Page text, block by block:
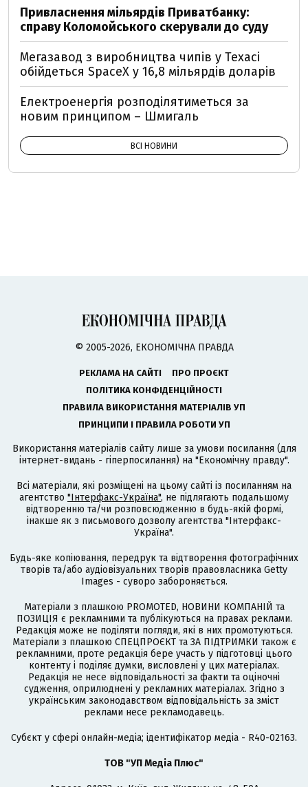
Привласнення мільярдів Приватбанку:
справу Коломойського скерували до суду
Мегазавод з виробництва чипів у Техасі
обійдеться SpaceX у 16,8 мільярдів доларів
Електроенергія розподілятиметься за
новим принципом – Шмигаль
ВСІ НОВИНИ
© 2005-2026, ЕКОНОМІЧНА ПРАВДА
РЕКЛАМА НА САЙТІ
ПРО ПРОЄКТ
ПОЛІТИКА КОНФІДЕНЦІЙНОСТІ
ПРАВИЛА ВИКОРИСТАННЯ МАТЕРІАЛІВ УП
ПРИНЦИПИ І ПРАВИЛА РОБОТИ УП
Використання матеріалів сайту лише за умови посилання (для
інтернет-видань - гіперпосилання) на "Економічну правду".
Всі матеріали, які розміщені на цьому сайті із посиланням на
агентство "Інтерфакс-Україна", не підлягають подальшому
відтворенню та/чи розповсюдженню в будь-якій формі,
інакше як з письмового дозволу агентства "Інтерфакс-
Україна".
Будь-яке копіювання, передрук та відтворення фотографічних
творів та/або аудіовізуальних творів правовласника Getty
Images - суворо забороняється.
Матеріали з плашкою PROMOTED, НОВИНИ КОМПАНІЙ та
ПОЗИЦІЯ є рекламними та публікуються на правах реклами.
Редакція може не поділяти погляди, які в них промотуються.
Матеріали з плашкою СПЕЦПРОЄКТ та ЗА ПІДТРИМКИ також є
рекламними, проте редакція бере участь у підготовці цього
контенту і поділяє думки, висловлені у цих матеріалах.
Редакція не несе відповідальності за факти та оціночні
судження, оприлюднені у рекламних матеріалах. Згідно з
українським законодавством відповідальність за зміст
реклами несе рекламодавець.
Cубєкт у сфері онлайн-медіа; ідентифікатор медіа - R40-02163.
ТОВ "УП Медіа Плюс"